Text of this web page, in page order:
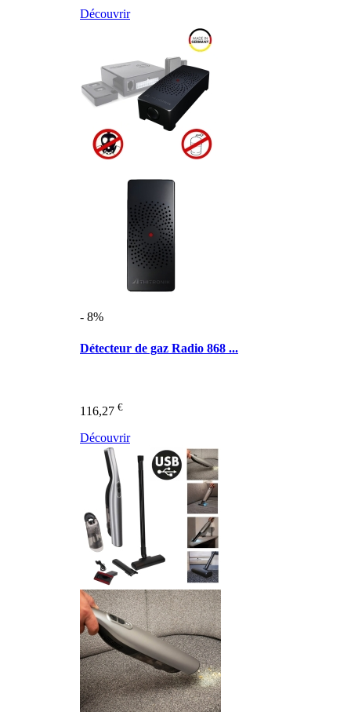
Découvrir
- 8%
Détecteur de gaz Radio 868 ...
116,27 €
Découvrir